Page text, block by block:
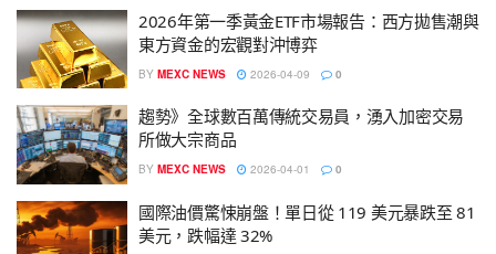
2026年第一季黃金ETF市場報告：西方拋售潮與
東方資金的宏觀對沖博弈
BY MEXC NEWS 2026-04-09 0
趨勢》全球數百萬傳統交易員，湧入加密交易
所做大宗商品
BY MEXC NEWS 2026-04-01 0
國際油價驚悚崩盤！單日從 119 美元暴跌至 81
美元，跌幅達 32%